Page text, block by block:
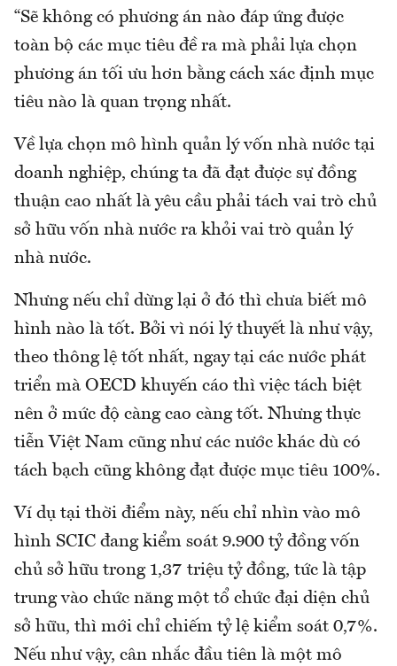
“Sẽ không có phương án nào đáp ứng được
toàn bộ các mục tiêu đề ra mà phải lựa chọn
phương án tối ưu hơn bằng cách xác định mục
tiêu nào là quan trọng nhất.
Về lựa chọn mô hình quản lý vốn nhà nước tại
doanh nghiệp, chúng ta đã đạt được sự đồng
thuận cao nhất là yêu cầu phải tách vai trò chủ
sở hữu vốn nhà nước ra khỏi vai trò quản lý
nhà nước.
Nhưng nếu chỉ dừng lại ở đó thì chưa biết mô
hình nào là tốt. Bởi vì nói lý thuyết là như vậy,
theo thông lệ tốt nhất, ngay tại các nước phát
triển mà OECD khuyến cáo thì việc tách biệt
nên ở mức độ càng cao càng tốt. Nhưng thực
tiễn Việt Nam cũng như các nước khác dù có
tách bạch cũng không đạt được mục tiêu 100%.
Ví dụ tại thời điểm này, nếu chỉ nhìn vào mô
hình SCIC đang kiểm soát 9.900 tỷ đồng vốn
chủ sở hữu trong 1,37 triệu tỷ đồng, tức là tập
trung vào chức năng một tổ chức đại diện chủ
sở hữu, thì mới chỉ chiếm tỷ lệ kiểm soát 0,7%.
Nếu như vậy, cân nhắc đầu tiên là một mô